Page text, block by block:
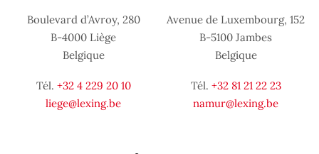
Boulevard d’Avroy, 280
B-4000 Liège
Belgique
Tél. +32 4 229 20 10
liege@lexing.be
Avenue de Luxembourg, 152
B-5100 Jambes
Belgique
Tél. +32 81 21 22 23
namur@lexing.be